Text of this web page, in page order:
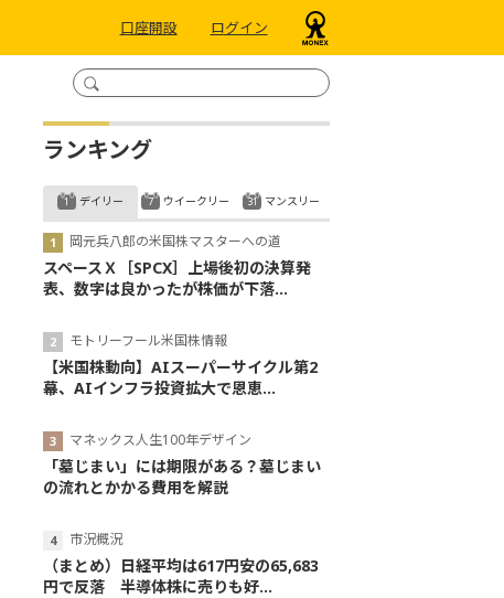
口座開設 ログイン
ランキング
デイリー
岡元兵八郎の米国株マスターへの道
スペースＸ［SPCX］上場後初の決算発
表、数字は良かったが株価が下落...
モトリーフール米国株情報
【米国株動向】AIスーパーサイクル第2
幕、AIインフラ投資拡大で恩恵...
マネックス人生100年デザイン
「墓じまい」には期限がある？墓じまい
の流れとかかる費用を解説
市況概況
（まとめ）日経平均は617円安の65,683
円で反落 半導体株に売りも好...
ウイークリー マンスリー